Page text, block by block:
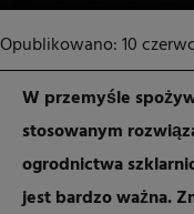
Opublikowano: 10
W przemyśle
stosowanym
ogrodnictwa
jest bardzo ważna.